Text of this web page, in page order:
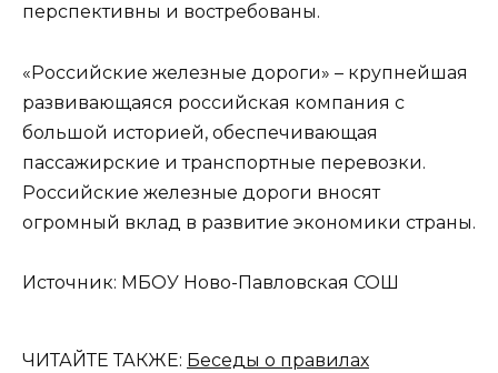
перспективны и востребованы.
«Российские железные дороги» – крупнейшая
развивающаяся российская компания с
большой историей, обеспечивающая
пассажирские и транспортные перевозки.
Российские железные дороги вносят
огромный вклад в развитие экономики страны.
Источник: МБОУ Ново-Павловская СОШ
ЧИТАЙТЕ ТАКЖЕ: Беседы о правилах